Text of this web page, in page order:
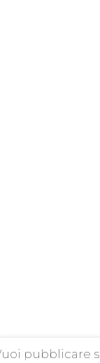
pubblicare